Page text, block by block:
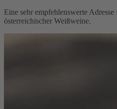
Eine sehr empfehlenswerte
österreichischer Weißweine.